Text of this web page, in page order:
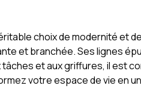
choix de modernité et
et branchée. Ses lignes
et aux griffures, il est
votre espace de vie en